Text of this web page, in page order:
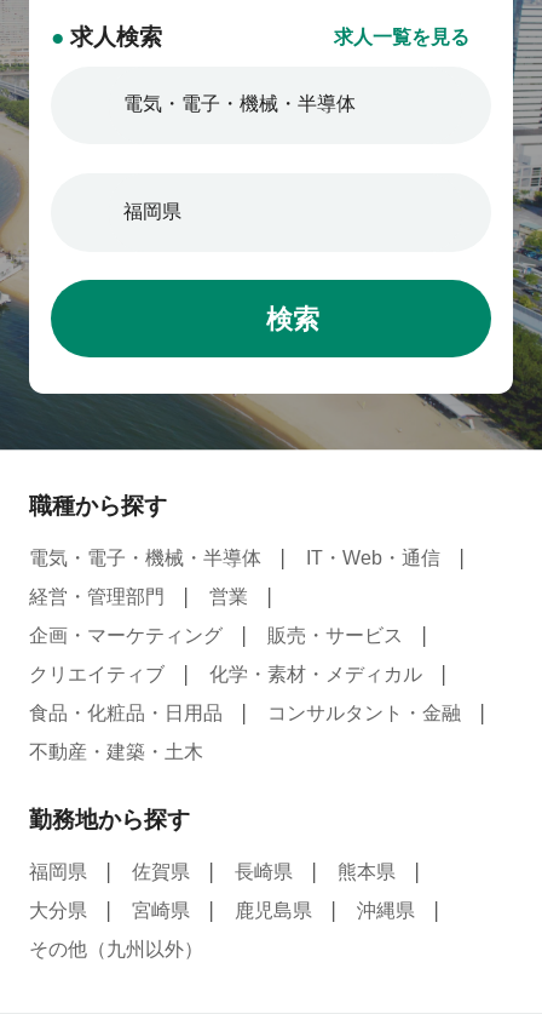
● 求人検索 求人一覧を見る
検索
職種から探す
電気・電子・機械・半導体
IT・Web・通信
経営・管理部門
営業
企画・マーケティング
販売・サービス
クリエイティブ
化学・素材・メディカル
食品・化粧品・日用品
コンサルタント・金融
不動産・建築・土木
勤務地から探す
福岡県 佐賀県 長崎県
熊本県
大分県
宮崎県 鹿児島県
沖縄県
その他（九州以外）